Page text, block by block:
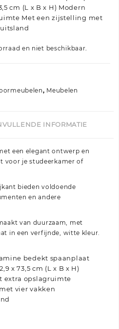
cm (L x B x H) Modern
Met een zijstelling met
en niet beschikbaar.
, Meubelen
INFORMATIE
een elegant ontwerp en
voor je studeerkamer of
bieden voldoende
en andere
van duurzaam, met
in een verfijnde, witte kleur.
bedekt spaanplaat
x 73,5 cm (L x B x H)
extra opslagruimte
vier vakken